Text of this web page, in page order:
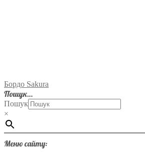
Бордо Sakura
Пошук…
Пошук
×
Меню сайту: